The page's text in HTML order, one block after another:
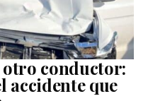
conductor:
accidente que